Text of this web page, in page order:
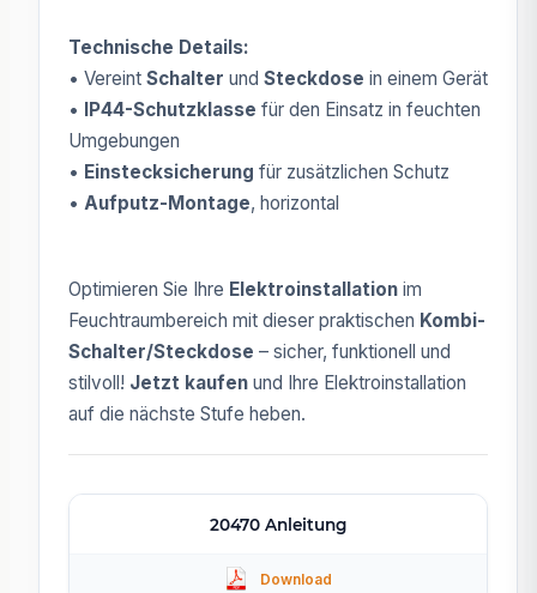
Technische Details:
• Vereint Schalter und Steckdose in einem Gerät
• IP44-Schutzklasse für den Einsatz in feuchten
Umgebungen
• Einstecksicherung für zusätzlichen Schutz
• Aufputz-Montage, horizontal
Optimieren Sie Ihre Elektroinstallation im
Feuchtraumbereich mit dieser praktischen Kombi-
Schalter/Steckdose – sicher, funktionell und
stilvoll! Jetzt kaufen und Ihre Elektroinstallation
auf die nächste Stufe heben.
20470 Anleitung